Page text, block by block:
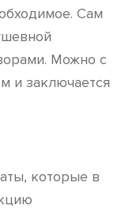
Сам
Можно с
и заключается
которые в